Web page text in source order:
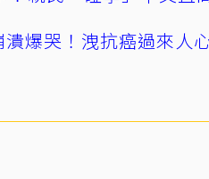
爆哭！洩抗癌過來人